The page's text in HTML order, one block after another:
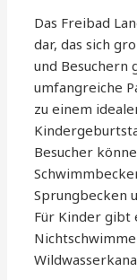
Das Freibad
dar, das sich
und Besuchern
umfangreiche
zu einem
Besucher
Sprungbecken
Für Kinder gibt